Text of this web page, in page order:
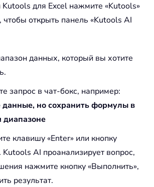
Kutools для Excel нажмите «Kutools»
чтобы открыть панель «Kutools AI
данных, который вы хотите
запрос в чат-бокс, например:
данные, но сохранить формулы в
клавишу «Enter» или кнопку
Kutools AI проанализирует вопрос,
нажмите кнопку «Выполнить»,
результат.